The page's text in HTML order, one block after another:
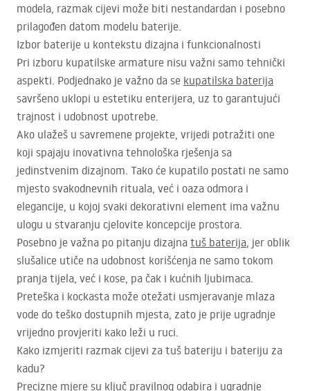
modela, razmak cijevi može biti nestandardan i posebno
prilagođen datom modelu baterije.
Izbor baterije u kontekstu dizajna i funkcionalnosti
Pri izboru kupatilske armature nisu važni samo tehnički
aspekti. Podjednako je važno da se kupatilska baterija
savršeno uklopi u estetiku enterijera, uz to garantujući
trajnost i udobnost upotrebe.
Ako ulažeš u savremene projekte, vrijedi potražiti one
koji spajaju inovativna tehnološka rješenja sa
jedinstvenim dizajnom. Tako će kupatilo postati ne samo
mjesto svakodnevnih rituala, već i oaza odmora i
elegancije, u kojoj svaki dekorativni element ima važnu
ulogu u stvaranju cjelovite koncepcije prostora.
Posebno je važna po pitanju dizajna tuš baterija, jer oblik
slušalice utiče na udobnost korišćenja ne samo tokom
pranja tijela, već i kose, pa čak i kućnih ljubimaca.
Preteška i kockasta može otežati usmjeravanje mlaza
vode do teško dostupnih mjesta, zato je prije ugradnje
vrijedno provjeriti kako leži u ruci.
Kako izmjeriti razmak cijevi za tuš bateriju i bateriju za
kadu?
Precizne mjere su ključ pravilnog odabira i ugradnje